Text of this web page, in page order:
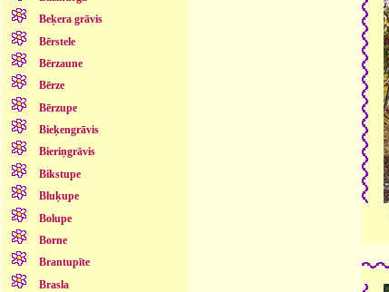
Beķera grāvis
Bērstele
Bērzaune
Bērze
Bērzupe
Bieķengrāvis
Bieriņgrāvis
Bikstupe
Bluķupe
Bolupe
Borne
Brantupīte
Brasla